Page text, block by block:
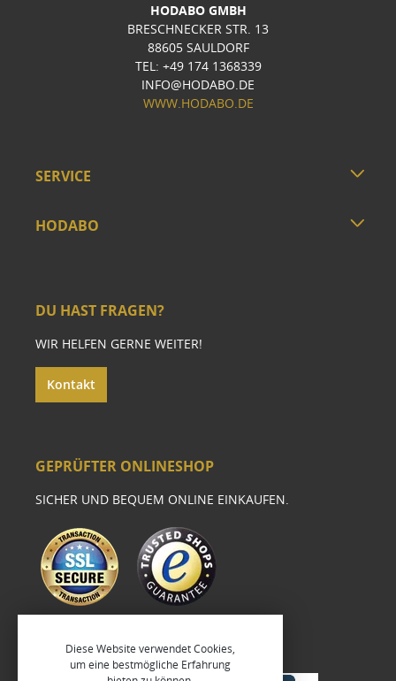
HODABO GMBH
BRESCHNECKER STR. 13
88605 SAULDORF
TEL: +49 174 1368339
INFO@HODABO.DE
WWW.HODABO.DE
SERVICE
HODABO
DU HAST FRAGEN?
WIR HELFEN GERNE WEITER!
Kontakt
GEPRÜFTER ONLINESHOP
SICHER UND BEQUEM ONLINE EINKAUFEN.
Diese Website verwendet Cookies,
um eine bestmögliche Erfahrung